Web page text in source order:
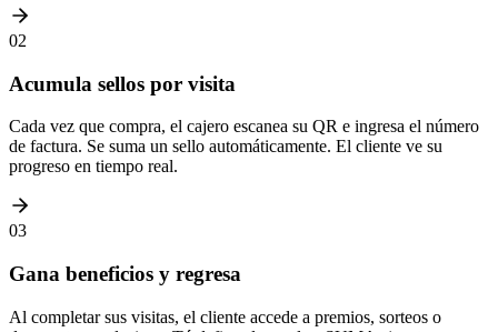
02
Acumula sellos por visita
Cada vez que compra, el cajero escanea su QR e ingresa el número
de factura. Se suma un sello automáticamente. El cliente ve su
progreso en tiempo real.
03
Gana beneficios y regresa
Al completar sus visitas, el cliente accede a premios, sorteos o